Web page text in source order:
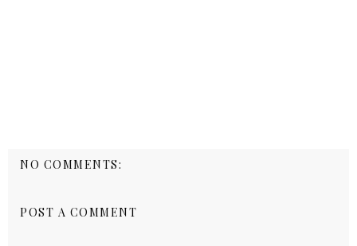
NO COMMENTS:
POST A COMMENT